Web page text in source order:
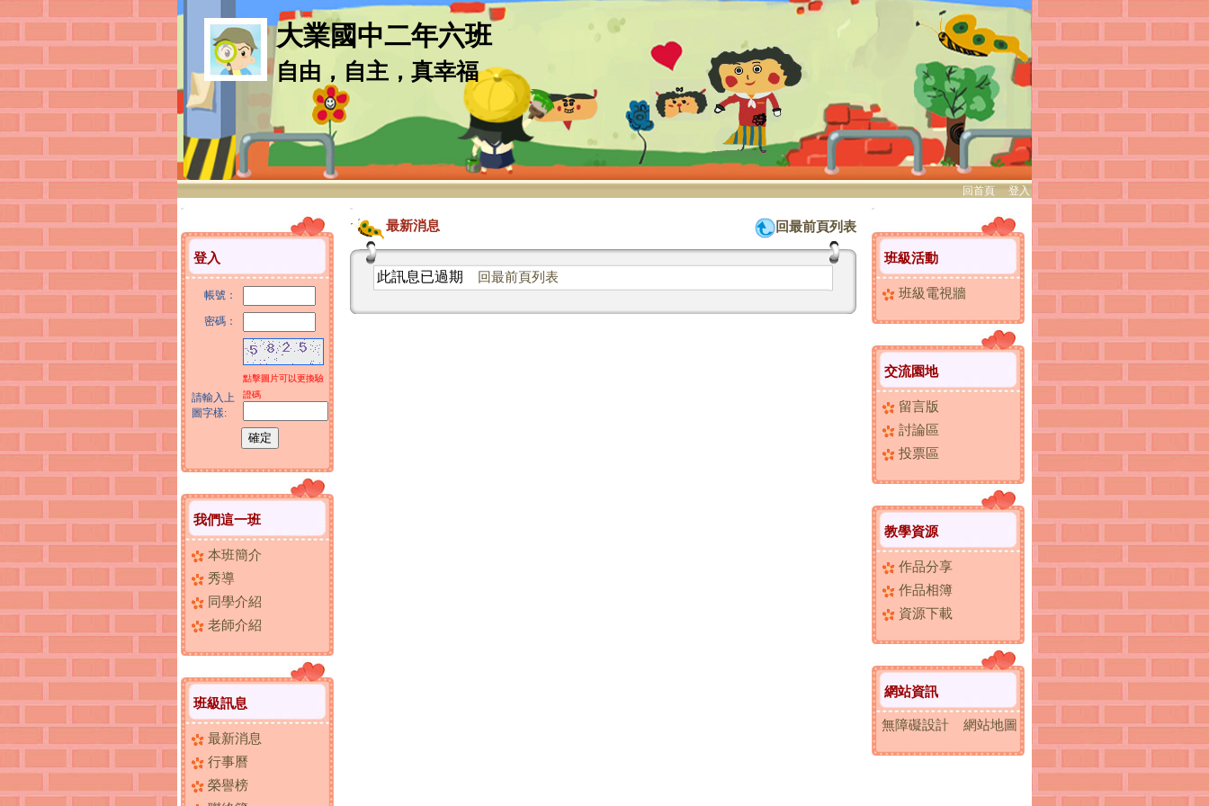
大業國中二年六班
自由，自主，真幸福
回首頁 登入
:::
登入
帳號：
密碼：
請輸入上
圖字樣:
點擊圖片可以更換驗
證碼
我們這一班
本班簡介
秀導
同學介紹
老師介紹
班級訊息
最新消息
行事曆
榮譽榜
:::
最新消息 回最前頁列表
此訊息已過期 回最前頁列表
:::
班級活動
班級電視牆
交流園地
留言版
討論區
投票區
教學資源
作品分享
作品相簿
資源下載
網站資訊
無障礙設計 網站地圖